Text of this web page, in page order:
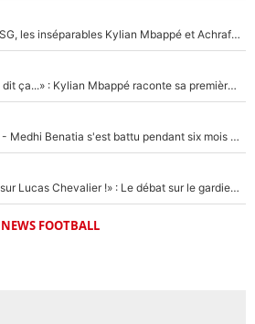
Loin du Real Madrid et du PSG, les inséparables Kylian Mbappé et Achraf Hakimi changent d'équipe le temps d'une journée !
«Je ne sais pas pourquoi j’ai dit ça...» : Kylian Mbappé raconte sa première rencontre avec Zinédine Zidane (et c’est très drôle)
Départ de Roberto De Zerbi - Medhi Benatia s'est battu pendant six mois pour le retenir à l'OM, le PSG a été le naufrage de trop : «Je pars avec toi»
«Admets que tu t'es trompé sur Lucas Chevalier !» : Le débat sur le gardien du PSG vire au clash à l'After Foot
NEWS FOOTBALL